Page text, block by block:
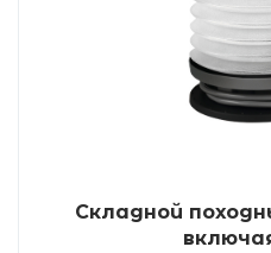
Складной